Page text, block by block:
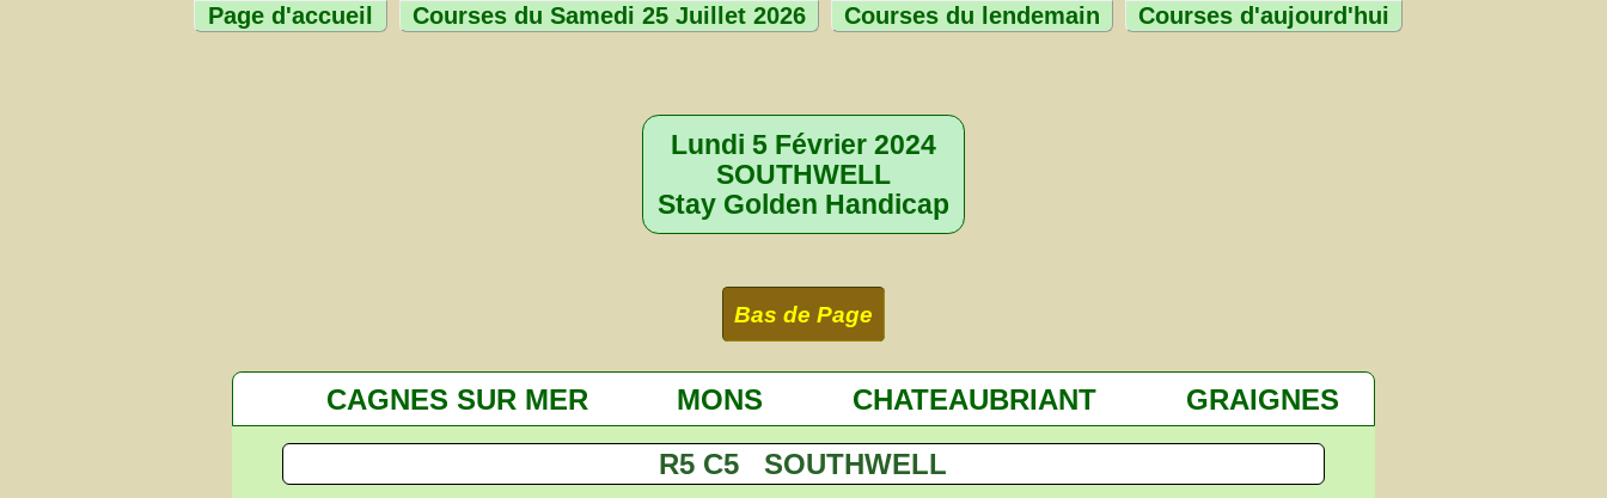
Page d'accueil Courses du Samedi 25 Juillet 2026 Courses du lendemain Courses d'aujourd'hui
Lundi 5 Février 2024
SOUTHWELL
Stay Golden Handicap
Bas de Page
CAGNES SUR MER MONS CHATEAUBRIANT GRAIGNES
R5 C5 SOUTHWELL